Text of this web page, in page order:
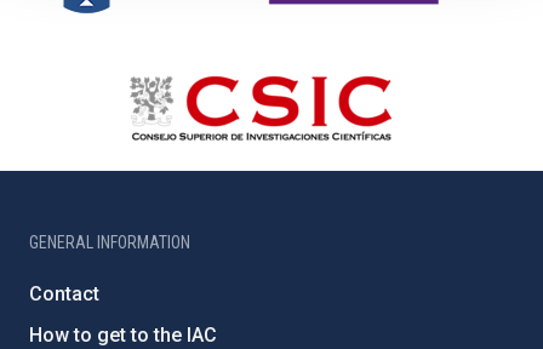
GENERAL INFORMATION
Contact
How to get to the IAC